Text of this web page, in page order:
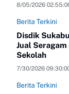
8/05/2026
Berita Terkini
Disdik
Jual
Sekolah
7/30/2026
Berita Terkini